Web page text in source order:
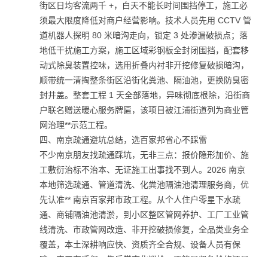
街区日均客流两千 +，白天不能长时间围挡停工，施工必
须最大限度降低对商户经营影响。技术人员先用 CCTV 管
道机器人探明 80 米暗沟走向，锁定 3 处渗漏破损点；落
地低干扰施工方案，施工区域彩钢板全封闭围挡，配套移
动式除臭装置控味，选用折叠内衬非开挖修复破损暗沟，
顺带统一清掏整条街区沿街化粪池、隔油池，更换防臭密
封井盖。整套工程 1 天全部落地，异味彻底根除，沿街商
户联名赠送暖心服务牌匾，该项目被江浦街道列为商业管
网治理**示范工程。
四、南京疏通避坑总结，选百家邦省心不踩雷
不少南京朋友找疏通踩坑，无非三点：报价隐形加价、施
工敷衍治标不治本、无证施工出事找不到人。2026 南京
本地筛选疏通、管道清洗、化粪池隔油池清理服务商，优
先认准** 南京百家邦市政工程。从个人住户零星下水疏
通、商铺隔油池清淤，到小区整区管网养护、工厂工业管
线清洗、市政管网改造、非开挖破损修复，全品类业务全
覆盖，本土深耕响应快、资质齐全合规、设备人员有保